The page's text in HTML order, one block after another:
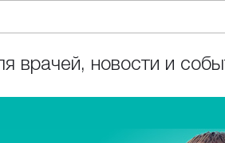
врачей, новости и